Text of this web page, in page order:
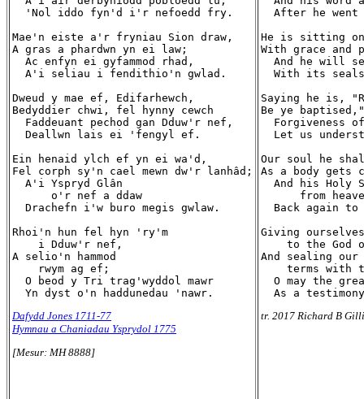
  'Nol iddo fyn'd i'r nefoedd fry.
Mae'n eiste a'r fryniau Sion draw,
A gras a phardwn yn ei law;
  Ac enfyn ei gyfammod rhad,
  A'i seliau i fendithio'n gwlad.
Dweud y mae ef, Edifarhewch,
Bedyddier chwi, fel hynny cewch
  Faddeuant pechod gan Dduw'r nef,
  Deallwn lais ei 'fengyl ef.
Ein henaid ylch ef yn ei wa'd,
Fel corph sy'n cael mewn dw'r lanhâd;
  A'i Yspryd Glân
      o'r nef a ddaw
  Drachefn i'w buro megis gwlaw.
Rhoi'n hun fel hyn 'ry'm
    i Dduw'r nef,
A selio'n hammod
    rwym ag ef;
  O beod y Tri trag'wyddol mawr
Dafydd Jones 1711-77
Hymnau a Chaniadau Ysprydol 1775
[Mesur: MH 8888]
After he went
He is sitting
With grace and
And he will
With its
Saying he is,
Be ye
Forgiveness
Let us
Our soul he
As a body gets
And his Holy
from
Back again to
Giving
to the God
And sealing our
terms with
O may the
tr. 2017 Richard B